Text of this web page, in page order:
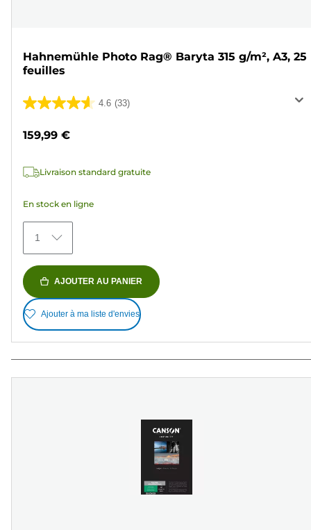
Hahnemühle Photo Rag® Baryta 315 g/m², A3, 25
feuilles
4.6 (33)
4.6
33
159,99 €
Livraison standard gratuite
En stock en ligne
1
AJOUTER AU PANIER
Ajouter à ma liste d'envies